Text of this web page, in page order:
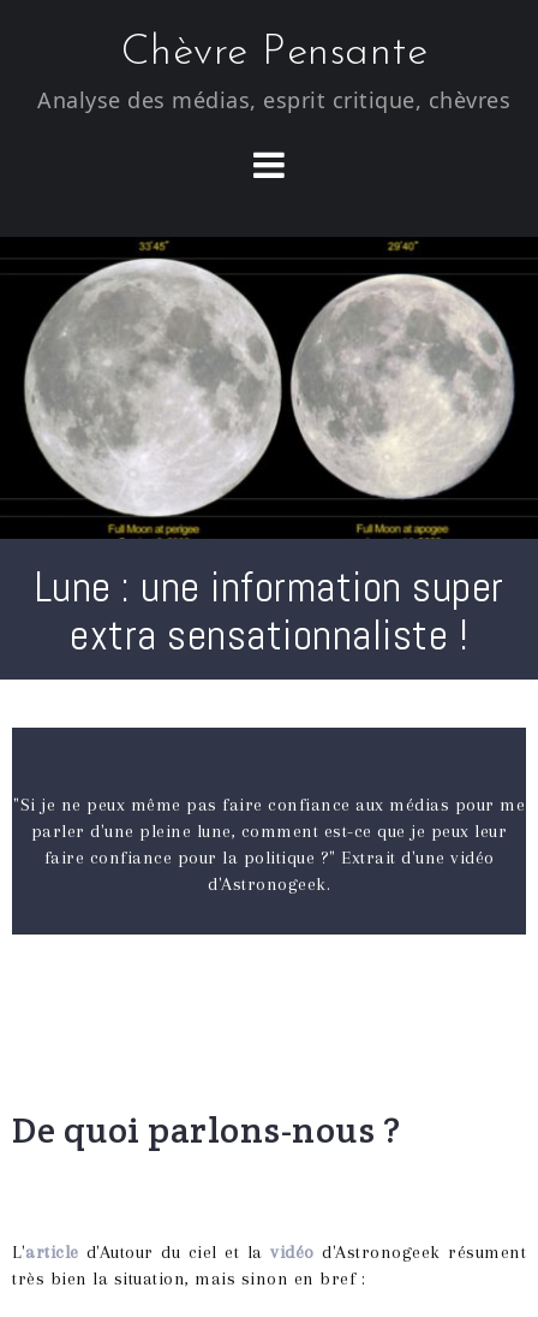
o
n
Chèvre Pensante
Analyse des médias, esprit critique, chèvres
Lune : une information super
extra sensationnaliste !
"Si je ne peux même pas faire confiance aux médias pour me
parler d'une pleine lune, comment est-ce que je peux leur
faire confiance pour la politique ?" Extrait d'une vidéo
d'Astronogeek.
De quoi parlons-nous ?
L'article d'Autour du ciel et lavidéo d'Astronogeek résument
très bien la situation, mais sinon en bref :